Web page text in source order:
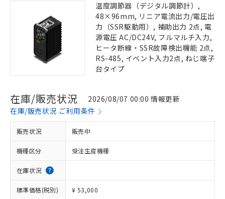
温度調節器（デジタル調節計）,
48×96mm, リニア電流出力/電圧出
力（SSR駆動用）, 補助出力 2点, 電
源電圧 AC/DC24V, フルマルチ入力,
ヒータ断線・SSR故障検出機能 2点,
RS-485, イベント入力2点, ねじ端子
台タイプ
在庫/販売状況
2026/08/07 00:00 情報更新
在庫/販売状況 ご利用条件
販売状況 販売中
機種区分 受注生産機種
在庫状況
標準価格(税別) ¥ 53,000